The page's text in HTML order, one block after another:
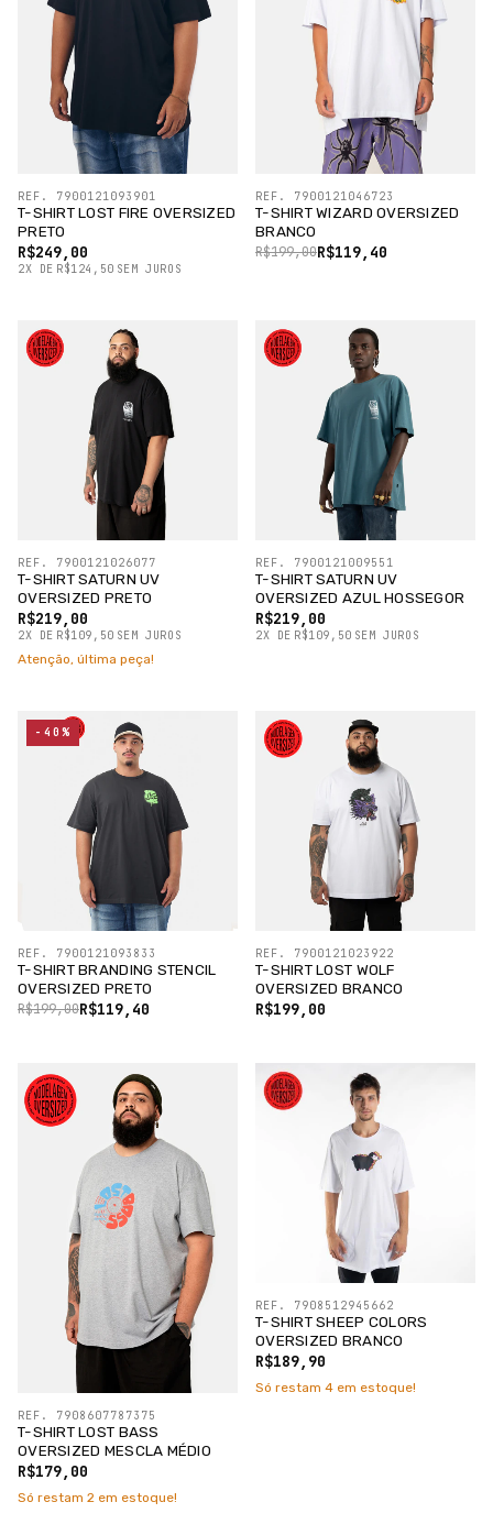
T-SHIRT LOST FIRE OVERSIZED
PRETO
R$249,00
2X DE R$124,50 SEM JUROS
REF. 7900121093901
T-SHIRT WIZARD OVERSIZED
BRANCO
R$119,40
R$199,00
REF. 7900121046723
T-SHIRT SATURN UV
OVERSIZED PRETO
R$219,00
2X DE R$109,50 SEM JUROS
REF. 7900121026077
Atenção, última peça!
T-SHIRT SATURN UV
OVERSIZED AZUL HOSSEGOR
R$219,00
2X DE R$109,50 SEM JUROS
REF. 7900121009551
T-SHIRT BRANDING STENCIL
OVERSIZED PRETO
R$119,40
R$199,00
REF. 7900121093833
-40%
T-SHIRT LOST WOLF
OVERSIZED BRANCO
R$199,00
REF. 7900121023922
T-SHIRT LOST BASS
OVERSIZED MESCLA MÉDIO
R$179,00
REF. 7908607787375
Só restam 2 em estoque!
T-SHIRT SHEEP COLORS
OVERSIZED BRANCO
R$189,90
REF. 7908512945662
Só restam 4 em estoque!